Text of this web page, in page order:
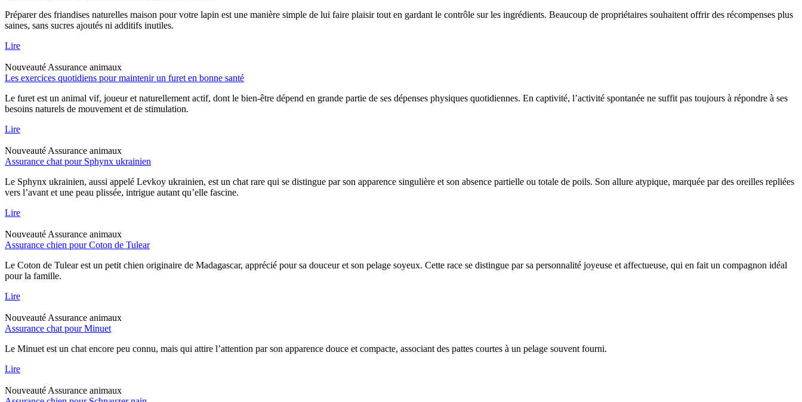
Préparer des friandises naturelles maison pour votre lapin est une manière simple de lui faire plaisir tout en gardant le contrôle sur les ingrédients. Beaucoup de propriétaires souhaitent offrir des récompenses plus
saines, sans sucres ajoutés ni additifs inutiles.
Lire
Nouveauté Assurance animaux
Les exercices quotidiens pour maintenir un furet en bonne santé
Le furet est un animal vif, joueur et naturellement actif, dont le bien-être dépend en grande partie de ses dépenses physiques quotidiennes. En captivité, l’activité spontanée ne suffit pas toujours à répondre à ses
besoins naturels de mouvement et de stimulation.
Lire
Nouveauté Assurance animaux
Assurance chat pour Sphynx ukrainien
Le Sphynx ukrainien, aussi appelé Levkoy ukrainien, est un chat rare qui se distingue par son apparence singulière et son absence partielle ou totale de poils. Son allure atypique, marquée par des oreilles repliées
vers l’avant et une peau plissée, intrigue autant qu’elle fascine.
Lire
Nouveauté Assurance animaux
Assurance chien pour Coton de Tulear
Le Coton de Tulear est un petit chien originaire de Madagascar, apprécié pour sa douceur et son pelage soyeux. Cette race se distingue par sa personnalité joyeuse et affectueuse, qui en fait un compagnon idéal
pour la famille.
Lire
Nouveauté Assurance animaux
Assurance chat pour Minuet
Le Minuet est un chat encore peu connu, mais qui attire l’attention par son apparence douce et compacte, associant des pattes courtes à un pelage souvent fourni.
Lire
Nouveauté Assurance animaux